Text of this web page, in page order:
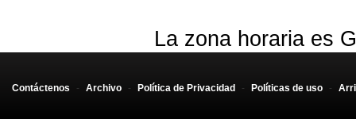
La zona horaria es
Contáctenos - Archivo - Política de Privacidad - Políticas de uso -